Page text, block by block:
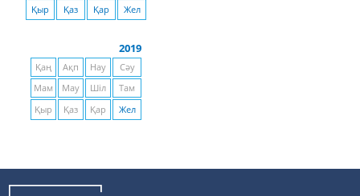
Қыр
Қаз Қар Жел
2019
Қаң Ақп Нау
Сәу
Мам
Мау Шіл
Там
Қыр
Қаз Қар Жел